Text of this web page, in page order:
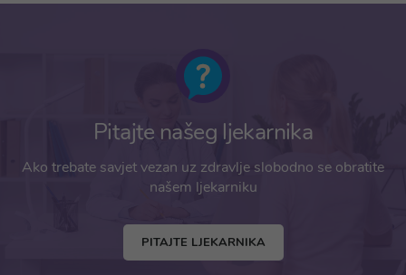
Pitajte našeg ljekarnika
Ako trebate savjet vezan uz zdravlje slobodno se obratite
našem ljekarniku
PITAJTE LJEKARNIKA